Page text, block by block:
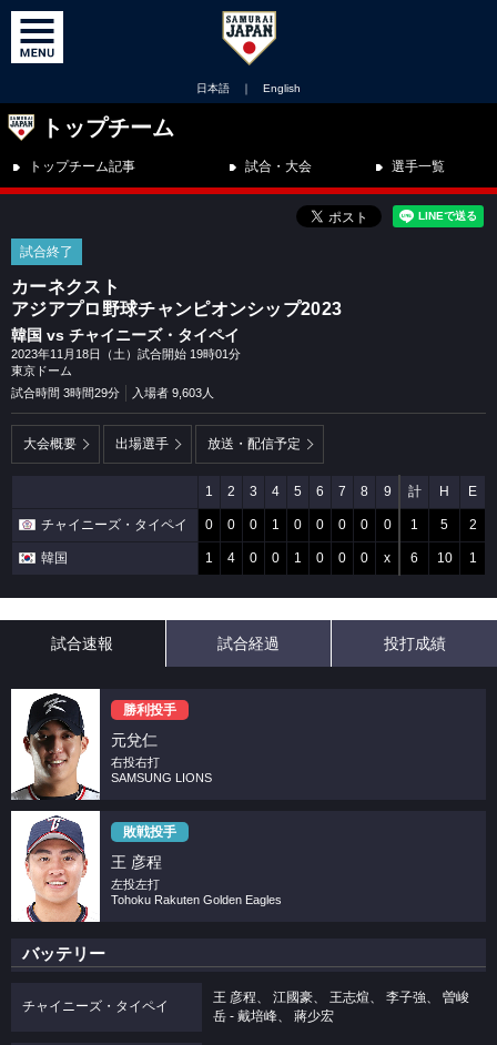
日本語 ｜ English
トップチーム
トップチーム記事 試合・大会 選手一覧
試合終了
カーネクスト
アジアプロ野球チャンピオンシップ2023
韓国 vs チャイニーズ・タイペイ
2023年11月18日（土）試合開始 19時01分
東京ドーム
試合時間 3時間29分
入場者 9,603人
大会概要 出場選手 放送・配信予定
1 2 3 4 5 6 7 8 9 計 H E
チャイニーズ・タイペイ 0 0 0 1 0 0 0 0 0 1 5 2
韓国 1 4 0 0 1 0 0 0 x 6 10 1
試合速報 試合経過 投打成績
勝利投手
元兌仁
右投右打
SAMSUNG LIONS
敗戦投手
王 彦程
左投左打
Tohoku Rakuten Golden Eagles
バッテリー
チャイニーズ・タイペイ
王 彦程、 江國豪、 王志煊、 李子強、 曽峻
岳 ‐ 戴培峰、 蔣少宏